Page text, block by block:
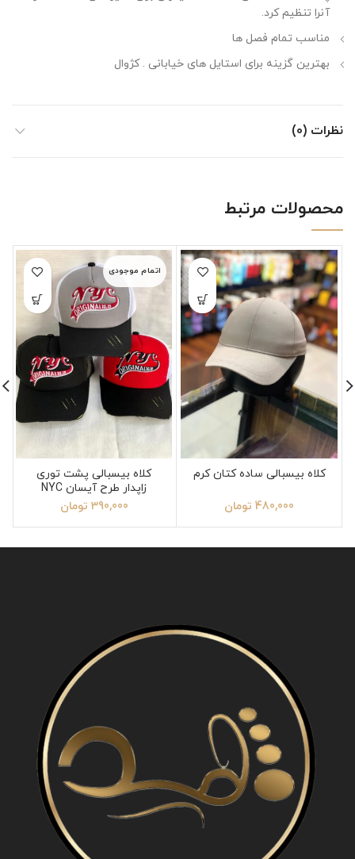
آنرا تنظیم کرد.
مناسب تمام فصل ها
بهترین گزینه برای استایل های خیابانی . کژوال
نظرات (0)
محصولات مرتبط
کلاه بیسبالی ساده کتان کرم
480,000 تومان
اتمام موجودی
کلاه بیسبالی پشت توری
زاپدار طرح آیسان NYC
390,000 تومان